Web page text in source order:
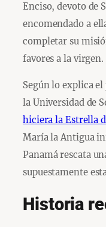
Enciso, devoto de
encomendado a
completar su
favores a la virgen.
Según lo explica
la Universidad de
hiciera la Estrella
María la Antigua
Panamá rescata
supuestamente
Historia